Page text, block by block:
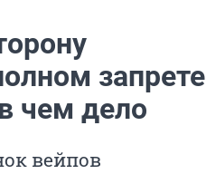
запрете
чем дело
вейпов